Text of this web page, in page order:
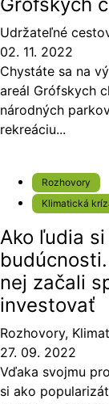
Udržateľné
02. 11. 2022
Chystáte sa na
areál Grófskych
národných
rekreáciu...
Rozhovory
Klimatická
Ako ľudia
nej začali
investovať
Rozhovory,
27. 09. 2022
Vďaka svojmu
si ako